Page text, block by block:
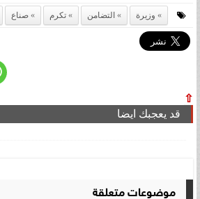
وزيرة التضامن تكرم صناع
⇧
قد يعجبك ايضا
موضوعات متعلقة